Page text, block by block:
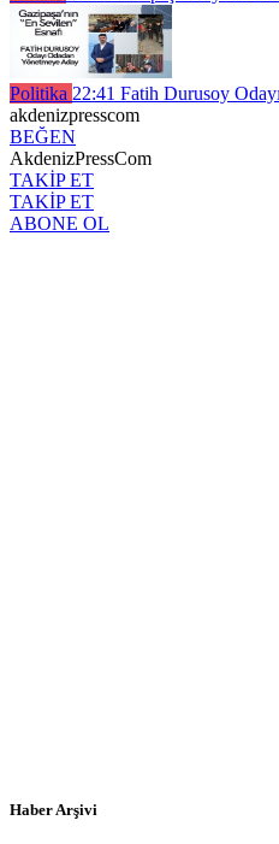
Politika 22:41 Fatih Durusoy
akdenizpresscom
BEĞEN
AkdenizPressCom
TAKİP ET
TAKİP ET
ABONE OL
Haber Arşivi